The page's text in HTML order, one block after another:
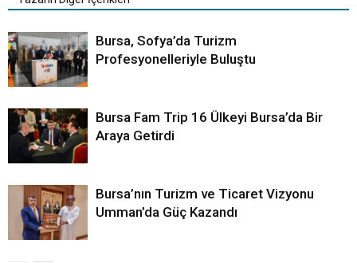
Bursa, Sofya’da Turizm
Profesyonelleriyle Buluştu
Bursa Fam Trip 16 Ülkeyi Bursa’da Bir
Araya Getirdi
Bursa’nın Turizm ve Ticaret Vizyonu
Umman’da Güç Kazandı